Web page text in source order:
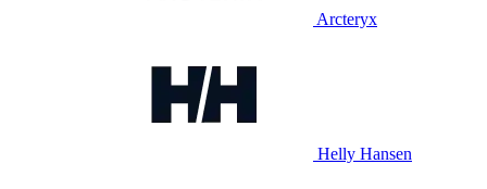
Arcteryx
Helly Hansen